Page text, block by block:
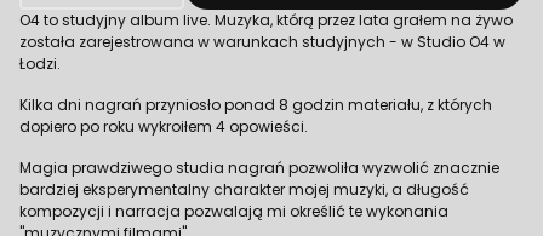
O4 to studyjny album live. Muzyka, którą przez lata grałem na żywo
została zarejestrowana w warunkach studyjnych - w Studio O4 w
Łodzi.
Kilka dni nagrań przyniosło ponad 8 godzin materiału, z których
dopiero po roku wykroiłem 4 opowieści.
Magia prawdziwego studia nagrań pozwoliła wyzwolić znacznie
bardziej eksperymentalny charakter mojej muzyki, a długość
kompozycji i narracja pozwalają mi określić te wykonania